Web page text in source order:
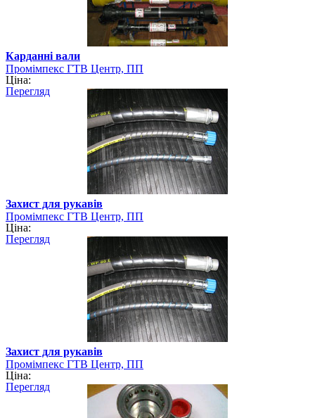
Карданні вали
Промімпекс ГТВ Центр, ПП
Ціна:
Перегляд
Захист для рукавів
Промімпекс ГТВ Центр, ПП
Ціна:
Перегляд
Захист для рукавів
Промімпекс ГТВ Центр, ПП
Ціна:
Перегляд